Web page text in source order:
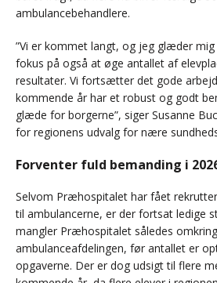
ambulancebehandlere.
”Vi er kommet langt, og jeg glæder
fokus på også at øge antallet af
resultater. Vi fortsætter det gode
kommende år har et robust og godt
glæde for borgerne”, siger Susanne
for regionens udvalg for nære
Forventer fuld bemanding i
Selvom Præhospitalet har fået
til ambulancerne, er der fortsat ledige
mangler Præhospitalet således
ambulanceafdelingen, før antallet er
opgaverne. Der er dog udsigt til flere